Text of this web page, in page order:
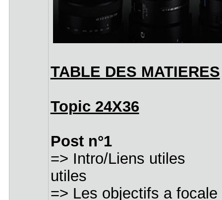
TABLE DES MATIERES
Topic 24X36
Post n°1
=> Intro/
utiles
=> Les